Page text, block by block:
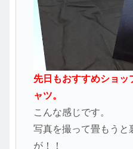
先日もおすすめショ
ャツ。
こんな感じです。
写真を撮って畳もうと
が！！